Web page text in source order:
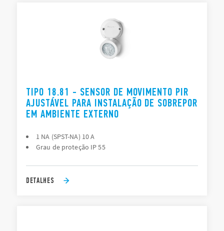
TIPO 18.81 - SENSOR DE MOVIMENTO PIR
AJUSTÁVEL PARA INSTALAÇÃO DE SOBREPOR
EM AMBIENTE EXTERNO
1 NA (SPST-NA) 10 A
Grau de proteção IP 55
DETALHES